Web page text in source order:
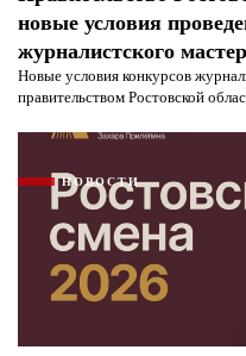
новые условия
журналистского
Новые условия конкурсов
правительством Ростовской
НОВОСТИ